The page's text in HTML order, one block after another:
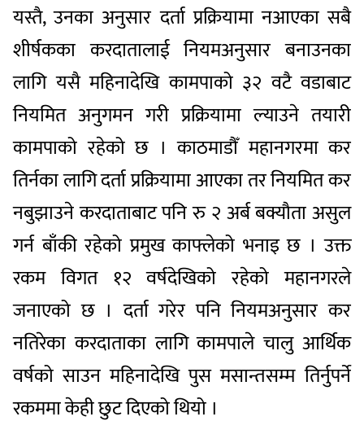
यस्तै, उनका अनुसार दर्ता प्रक्रियामा नआएका सबै
शीर्षकका करदातालाई नियमअनुसार बनाउनका
लागि यसै महिनादेखि कामपाको ३२ वटै वडाबाट
नियमित अनुगमन गरी प्रक्रियामा ल्याउने तयारी
कामपाको रहेको छ । काठमाडौँ महानगरमा कर
तिर्नका लागि दर्ता प्रक्रियामा आएका तर नियमित कर
नबुझाउने करदाताबाट पनि रु २ अर्ब बक्यौता असुल
गर्न बाँकी रहेको प्रमुख काफ्लेको भनाइ छ । उक्त
रकम विगत १२ वर्षदेखिको रहेको महानगरले
जनाएको छ । दर्ता गरेर पनि नियमअनुसार कर
नतिरेका करदाताका लागि कामपाले चालु आर्थिक
वर्षको साउन महिनादेखि पुस मसान्तसम्म तिर्नुपर्ने
रकममा केही छुट दिएको थियो ।